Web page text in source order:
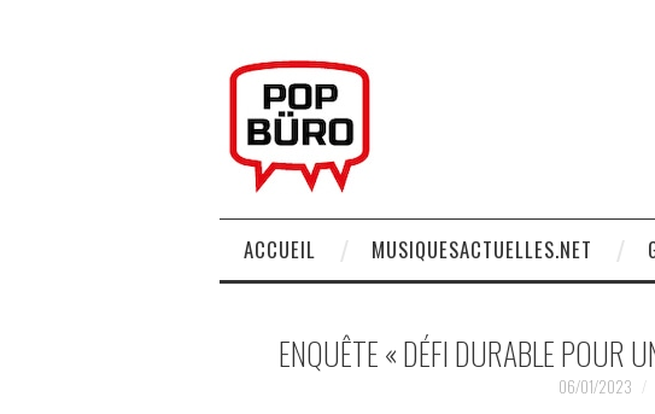
ACCUEIL MUSIQUESACTUELLES.NET
ENQUÊTE « DÉFI DURABLE POUR
06/01/2023